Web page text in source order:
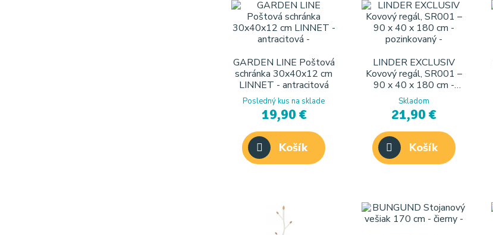
GARDEN LINE Poštová
schránka 30x40x12 cm
LINNET - antracitová
Posledný kus na sklade
19,90 €
Košík
LINDER EXCLUSIV
Kovový regál, SR001 –
90 x 40 x 180 cm -
pozinkovaný
Skladom
21,90 €
Košík